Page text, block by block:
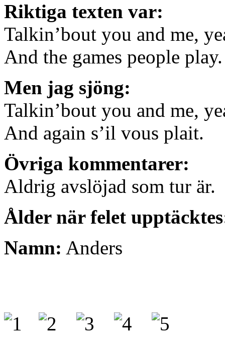
Riktiga texten var:
Talkin’bout you and me,
And the games people play.
Men jag sjöng:
Talkin’bout you and me,
And again s’il vous plait.
Övriga kommentarer:
Aldrig avslöjad som tur är.
Ålder när felet
Namn: Anders